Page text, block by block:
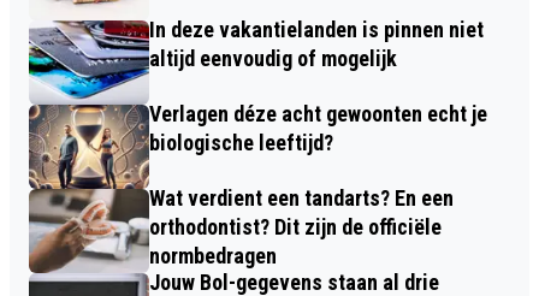
In deze vakantielanden is pinnen niet
altijd eenvoudig of mogelijk
Verlagen déze acht gewoonten echt je
biologische leeftijd?
Wat verdient een tandarts? En een
orthodontist? Dit zijn de officiële
normbedragen
Jouw Bol-gegevens staan al drie